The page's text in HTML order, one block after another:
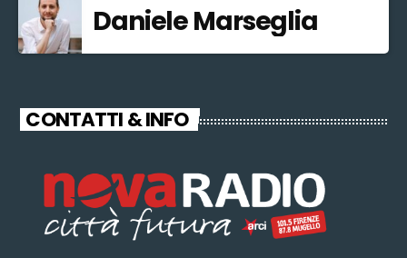
Daniele Marseglia
CONTATTI & INFO